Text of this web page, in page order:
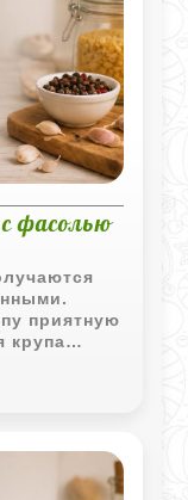
фасолью
приятную
крупа
и очень